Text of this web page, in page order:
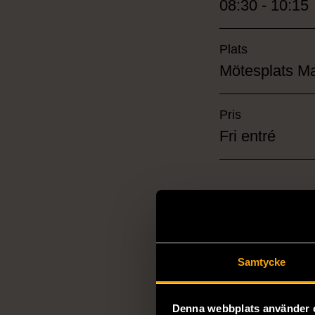
Samtycke
Denna webbplats använder
08:30 - 10:15
Plats
Mötesplats
Pris
Fri entré
följd av
Stockholms
Stockholm. I
nästan 170 år.